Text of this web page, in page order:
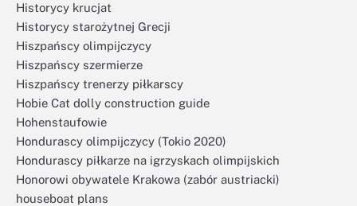
Historycy krucjat
Historycy starożytnej Grecji
Hiszpańscy olimpijczycy
Hiszpańscy szermierze
Hiszpańscy trenerzy piłkarscy
Hobie Cat dolly construction guide
Hohenstaufowie
Hondurascy olimpijczycy (Tokio 2020)
Hondurascy piłkarze na igrzyskach olimpijskich
Honorowi obywatele Krakowa (zabór austriacki)
houseboat plans